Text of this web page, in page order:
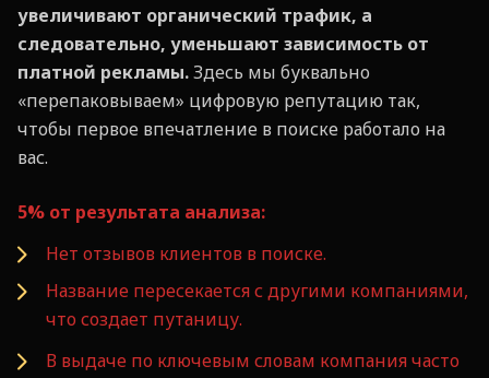
увеличивают органический трафик, а
следовательно, уменьшают зависимость от
платной рекламы.Здесь мы буквально
«перепаковываем» цифровую репутацию так,
чтобы первое впечатление в поиске работало на
вас.
5% от результата анализа:
Нет отзывов клиентов в поиске.
Название пересекается с другими компаниями,
что создает путаницу.
В выдаче по ключевым словам компания часто